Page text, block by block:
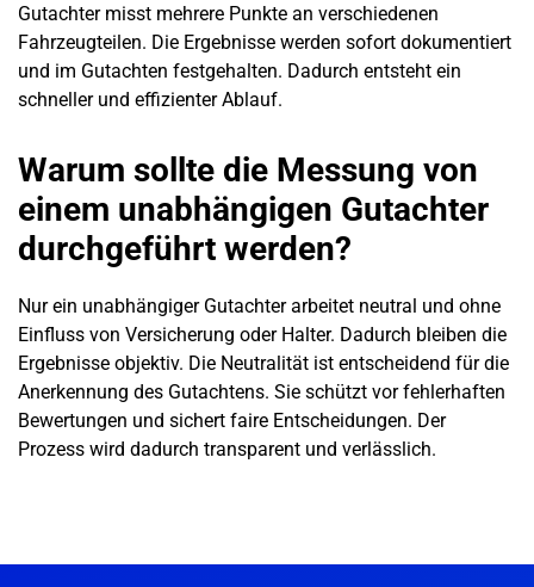
Gutachter misst mehrere Punkte an verschiedenen
Fahrzeugteilen. Die Ergebnisse werden sofort dokumentiert
und im Gutachten festgehalten. Dadurch entsteht ein
schneller und effizienter Ablauf.
Warum sollte die Messung von
einem unabhängigen Gutachter
durchgeführt werden?
Nur ein unabhängiger Gutachter arbeitet neutral und ohne
Einfluss von Versicherung oder Halter. Dadurch bleiben die
Ergebnisse objektiv. Die Neutralität ist entscheidend für die
Anerkennung des Gutachtens. Sie schützt vor fehlerhaften
Bewertungen und sichert faire Entscheidungen. Der
Prozess wird dadurch transparent und verlässlich.